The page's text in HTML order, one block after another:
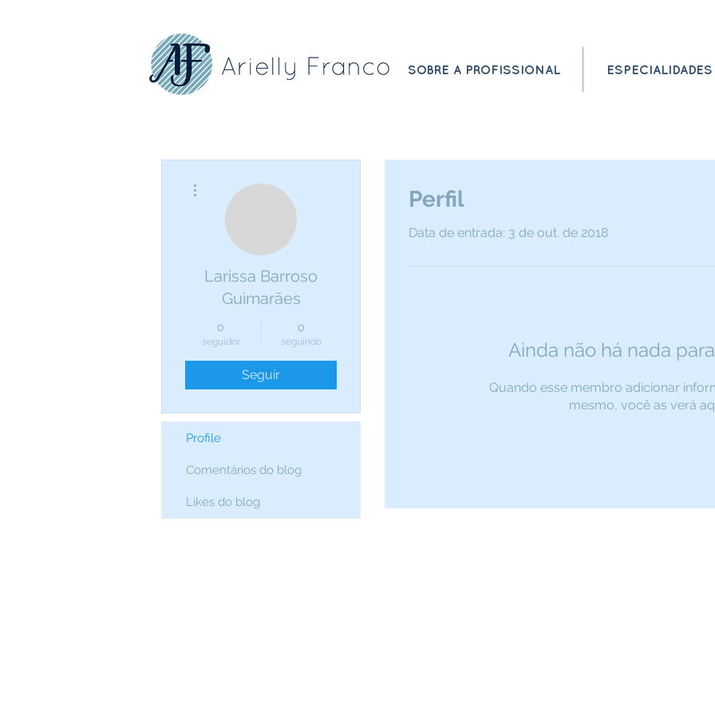
SOBRE A PROFISSIONAL ESPECIALIDADES
Perfil
Data de entrada: 3 de out. de 2018
Ainda não há nada
Quando esse membro adicionar
mesmo, você as verá
Larissa Barroso
Guimarães
0
seguidor
0
seguindo
Seguir
Profile
Comentários do blog
Likes do blog